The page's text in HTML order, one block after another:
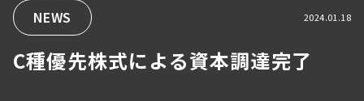
C種優先株式による資本調達完了
2024.01.18
NEWS